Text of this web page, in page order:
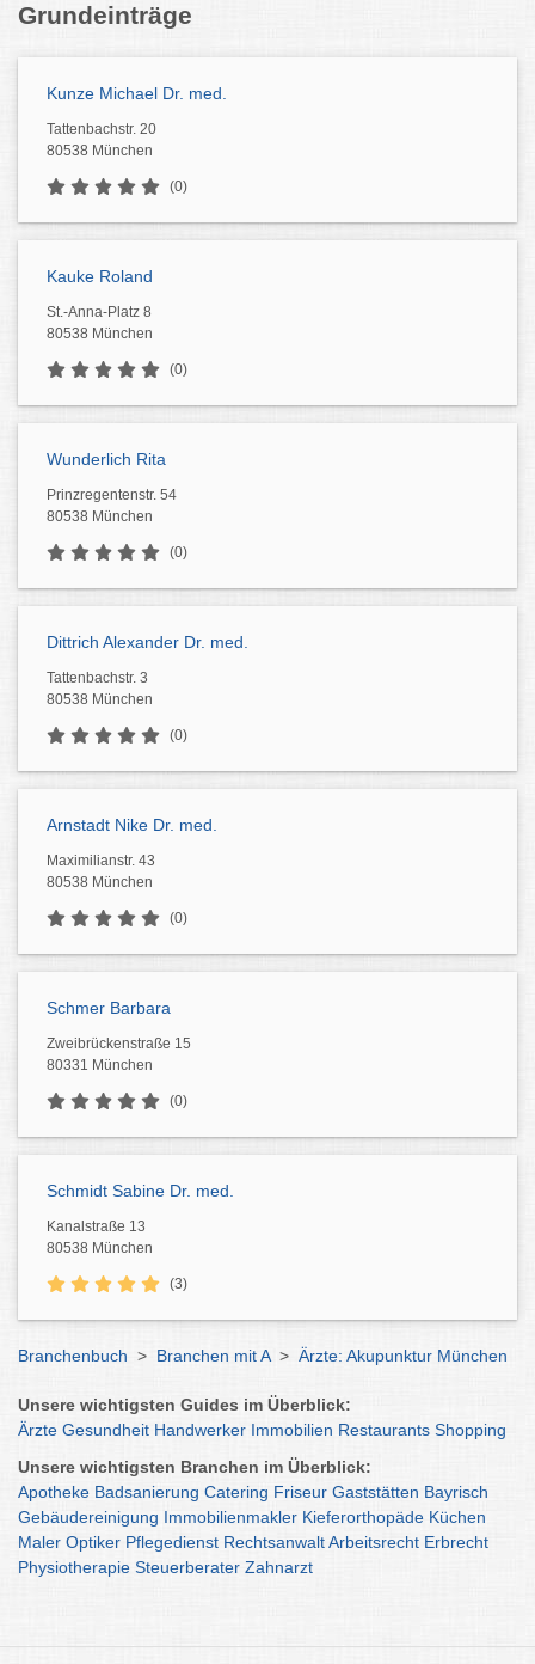
Grundeinträge
Kunze Michael Dr. med.
Tattenbachstr. 20
80538 München
(0)
Kauke Roland
St.-Anna-Platz 8
80538 München
(0)
Wunderlich Rita
Prinzregentenstr. 54
80538 München
(0)
Dittrich Alexander Dr. med.
Tattenbachstr. 3
80538 München
(0)
Arnstadt Nike Dr. med.
Maximilianstr. 43
80538 München
(0)
Schmer Barbara
Zweibrückenstraße 15
80331 München
(0)
Schmidt Sabine Dr. med.
Kanalstraße 13
80538 München
(3)
Branchenbuch > Branchen mit A > Ärzte: Akupunktur München
Unsere wichtigsten Guides im Überblick:
Ärzte Gesundheit Handwerker Immobilien Restaurants Shopping
Unsere wichtigsten Branchen im Überblick:
Apotheke Badsanierung Catering Friseur Gaststätten Bayrisch
Gebäudereinigung Immobilienmakler Kieferorthopäde Küchen
Maler Optiker Pflegedienst RechtsanwaltArbeitsrecht Erbrecht
Physiotherapie Steuerberater Zahnarzt